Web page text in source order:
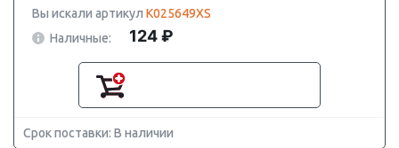
Вы искали артикул K025649XS
Наличные:
124 ₽
Срок поставки: В наличии